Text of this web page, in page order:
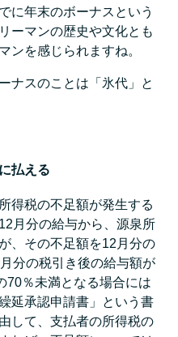
に年末のボーナスという
ーマンの歴史や文化とも
ンを感じられますね。
ナスのことは「氷代」と
払える
得税の不足額が発生する
月分の給与から、源泉所
、その不足額を12月分の
分の税引き後の給与額が
70％未満となる場合には
延承認申請書」という書
して、支払者の所得税の